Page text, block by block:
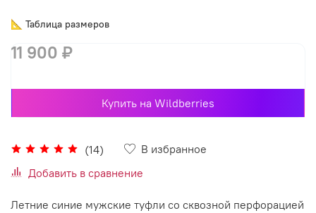
(14)
В избранное
Добавить в сравнение
📐 Таблица размеров
11 900 ₽
Купить на Wildberries
Летние синие мужские туфли со сквозной перфорацией